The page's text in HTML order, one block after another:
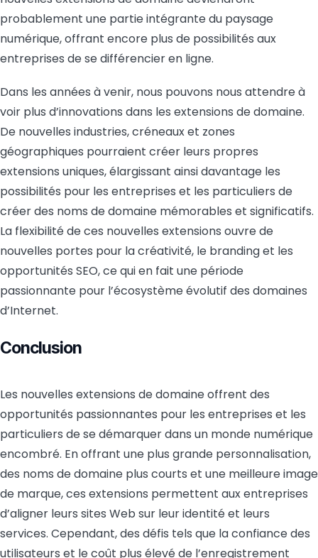
probablement une partie intégrante du paysage
numérique, offrant encore plus de possibilités aux
entreprises de se différencier en ligne.
Dans les années à venir, nous pouvons nous attendre à
voir plus d’innovations dans les extensions de domaine.
De nouvelles industries, créneaux et zones
géographiques pourraient créer leurs propres
extensions uniques, élargissant ainsi davantage les
possibilités pour les entreprises et les particuliers de
créer des noms de domaine mémorables et significatifs.
La flexibilité de ces nouvelles extensions ouvre de
nouvelles portes pour la créativité, le branding et les
opportunités SEO, ce qui en fait une période
passionnante pour l’écosystème évolutif des domaines
d’Internet.
Conclusion
Les nouvelles extensions de domaine offrent des
opportunités passionnantes pour les entreprises et les
particuliers de se démarquer dans un monde numérique
encombré. En offrant une plus grande personnalisation,
des noms de domaine plus courts et une meilleure image
de marque, ces extensions permettent aux entreprises
d’aligner leurs sites Web sur leur identité et leurs
services. Cependant, des défis tels que la confiance des
utilisateurs et le coût plus élevé de l’enregistrement